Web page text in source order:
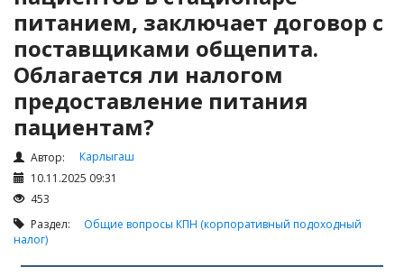
Антикризис: долги и обязательства
Налоги и Налогообложение
Трудовые отношения
Корпоративные отношения
Договоры
Доверенности
Интернет и право
Возмещение ущерба
Проверка государственных органов
питанием, заключает договор с
поставщиками общепита.
Облагается ли налогом
предоставление питания
пациентам?
Автор:
Карлыгаш
10.11.2025 09:31
453
Раздел: Общие вопросы КПН (корпоративный подоходный
налог)